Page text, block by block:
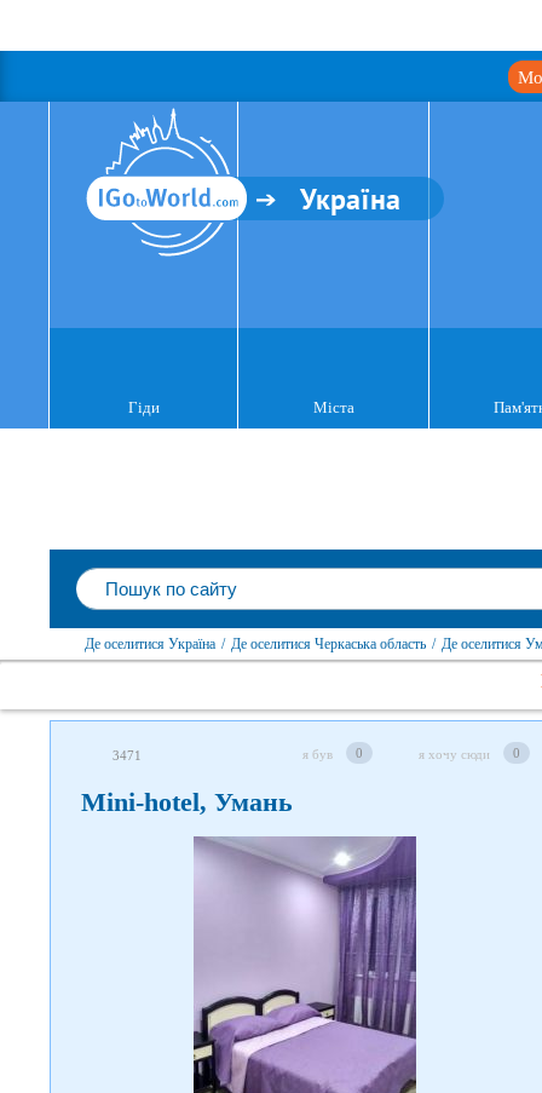
Україна
Гіди Міста
Де оселитися Україна / Де оселитися Черкаська область / Де оселитися
3471 я був 0 я хочу сюди 0
Mini-hotel, Умань